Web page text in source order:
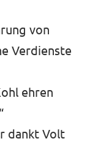
von
Verdienste
ehren
dankt Volt